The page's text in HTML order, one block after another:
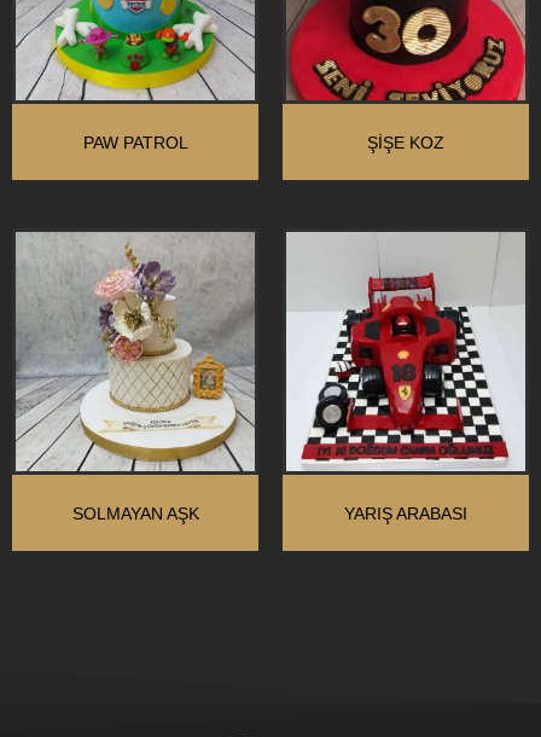
PAW PATROL ŞIŞE KOZ
SOLMAYAN AŞK YARIŞ ARABASI